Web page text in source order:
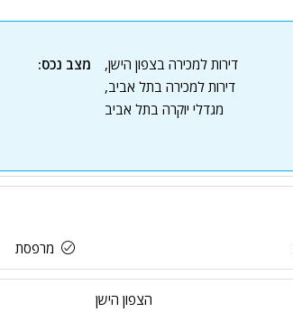
דירות למכירה בצפון הישן,
דירות למכירה בתל אביב,
מגדלי יוקרה בתל אביב
מצב נכס:
מרפסת
הצפון הישן